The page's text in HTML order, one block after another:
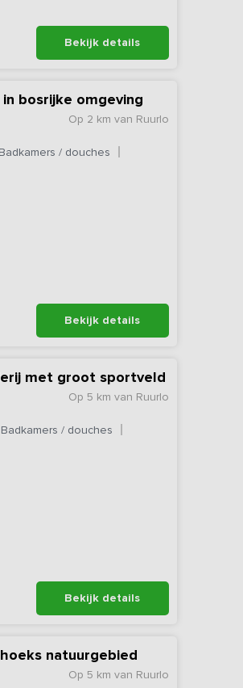
Bekijk details
bosrijke omgeving
Op 2 km van Ruurlo
Badkamers / douches
Bekijk details
met groot sportveld
Op 5 km van Ruurlo
Badkamers / douches
Bekijk details
natuurgebied
Op 5 km van Ruurlo